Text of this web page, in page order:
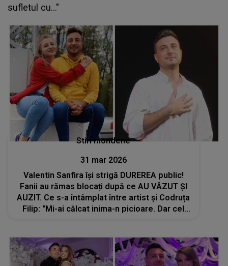
sufletul cu..."
Stiri mondene
31 mar 2026
Valentin Sanfira își strigă DUREREA public!
Fanii au rămas blocați după ce AU VĂZUT ȘI
AUZIT. Ce s-a întâmplat între artist și Codruța
Filip: "Mi-ai călcat inima-n picioare. Dar cel